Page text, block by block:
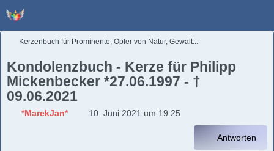
Kerzenbuch für Prominente, Opfer von Natur, Gewalt...
Kondolenzbuch - Kerze für Philipp
Mickenbecker *27.06.1997 - †
09.06.2021
*MarekJan* 10. Juni 2021 um 19:25
Antworten